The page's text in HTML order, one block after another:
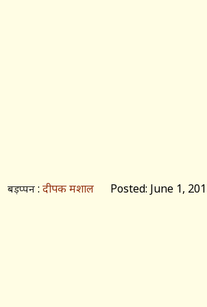
बड़प्पन : दीपक मशाल Posted: June 1,